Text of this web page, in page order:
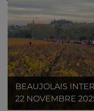
BEAUJOLAIS
22 NOVEMBRE